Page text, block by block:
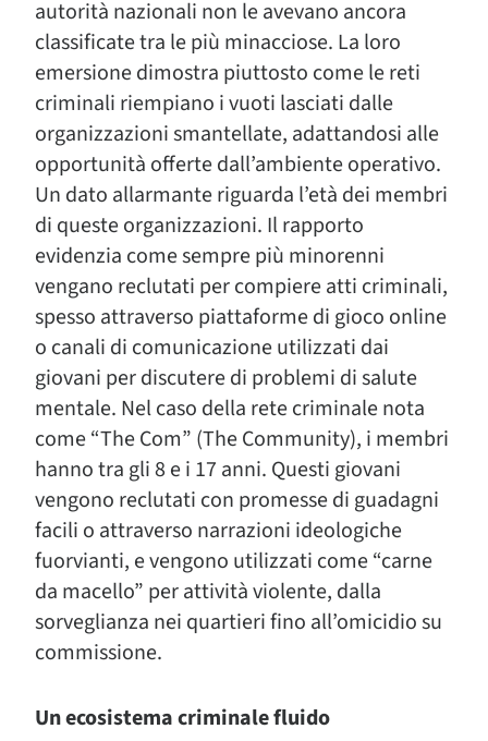
autorità nazionali non le avevano ancora
classificate tra le più minacciose. La loro
emersione dimostra piuttosto come le reti
criminali riempiano i vuoti lasciati dalle
organizzazioni smantellate, adattandosi alle
opportunità offerte dall’ambiente operativo.
Un dato allarmante riguarda l’età dei membri
di queste organizzazioni. Il rapporto
evidenzia come sempre più minorenni
vengano reclutati per compiere atti criminali,
spesso attraverso piattaforme di gioco online
o canali di comunicazione utilizzati dai
giovani per discutere di problemi di salute
mentale. Nel caso della rete criminale nota
come “The Com” (The Community), i membri
hanno tra gli 8 e i 17 anni. Questi giovani
vengono reclutati con promesse di guadagni
facili o attraverso narrazioni ideologiche
fuorvianti, e vengono utilizzati come “carne
da macello” per attività violente, dalla
sorveglianza nei quartieri fino all’omicidio su
commissione.
Un ecosistema criminale fluido